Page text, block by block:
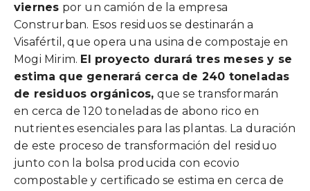
viernes por un camión de la empresa
Construrban. Esos residuos se destinarán a
Visafértil, que opera una usina de compostaje en
Mogi Mirim. El proyecto durará tres meses y se
estima que generará cerca de 240 toneladas
de residuos orgánicos, que se transformarán
en cerca de 120 toneladas de abono rico en
nutrientes esenciales para las plantas. La duración
de este proceso de transformación del residuo
junto con la bolsa producida con ecovio
compostable y certificado se estima en cerca de